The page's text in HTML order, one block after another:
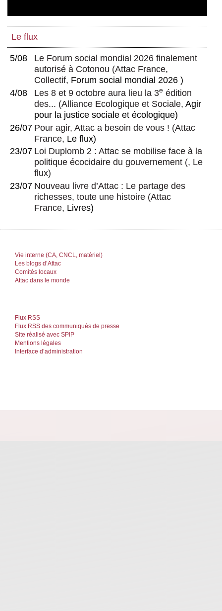
Le flux
5/08
Le Forum social mondial 2026 finalement
autorisé à Cotonou (Attac France,
Collectif, Forum social mondial 2026 )
4/08
Les 8 et 9 octobre aura lieu la 3e édition
des... (Alliance Ecologique et Sociale, Agir
pour la justice sociale et écologique)
26/07 Pour agir, Attac a besoin de vous ! (Attac
France, Le flux)
23/07 Loi Duplomb 2 : Attac se mobilise face à la
politique écocidaire du gouvernement (, Le
flux)
23/07 Nouveau livre d’Attac : Le partage des
richesses, toute une histoire (Attac
France, Livres)
Vie interne (CA, CNCL, matériel)
Les blogs d’Attac
Comités locaux
Attac dans le monde
Flux RSS
Flux RSS des communiqués de presse
Site réalisé avec SPIP
Mentions légales
Interface d’administration